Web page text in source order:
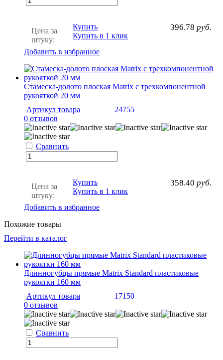
Цена за
штуку:
396.78 руб.
Купить
Купить в 1 клик
Добавить в избранное
Стамеска-долото плоская Matrix с трехкомпонентной
рукояткой 20 мм
Артикул товара
24755
0 отзывов
Сравнить
Цена за
штуку:
358.40 руб.
Купить
Купить в 1 клик
Добавить в избранное
Похожие товары
Перейти в каталог
Длинногубцы прямые Matrix Standard пластиковые
рукоятки 160 мм
Артикул товара
17150
0 отзывов
Сравнить